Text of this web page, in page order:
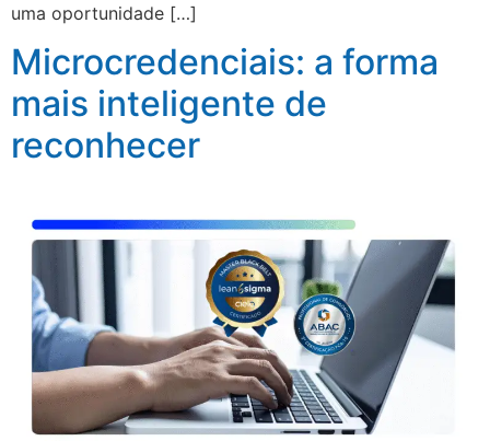
uma oportunidade […]
Microcredenciais: a forma
mais inteligente de
reconhecer